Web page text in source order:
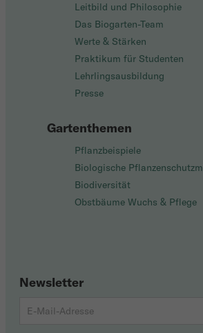
Leitbild und Philosophie
Das Biogarten-Team
Werte & Stärken
Praktikum für Studenten
Lehrlingsausbildung
Presse
Gartenthemen
Pflanzbeispiele
Biologische
Biodiversität
Obstbäume Wuchs & Pflege
Newsletter